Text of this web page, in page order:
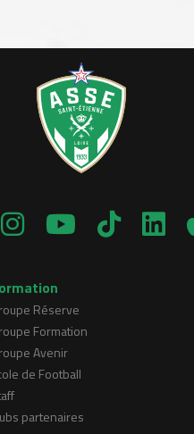
Réserve
Formation
Avenir
de Football
partenaires